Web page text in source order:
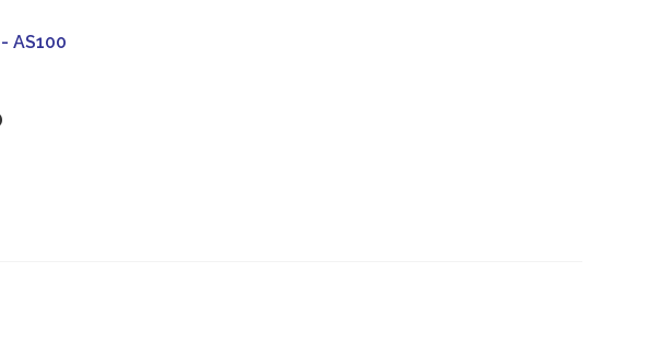
AS100